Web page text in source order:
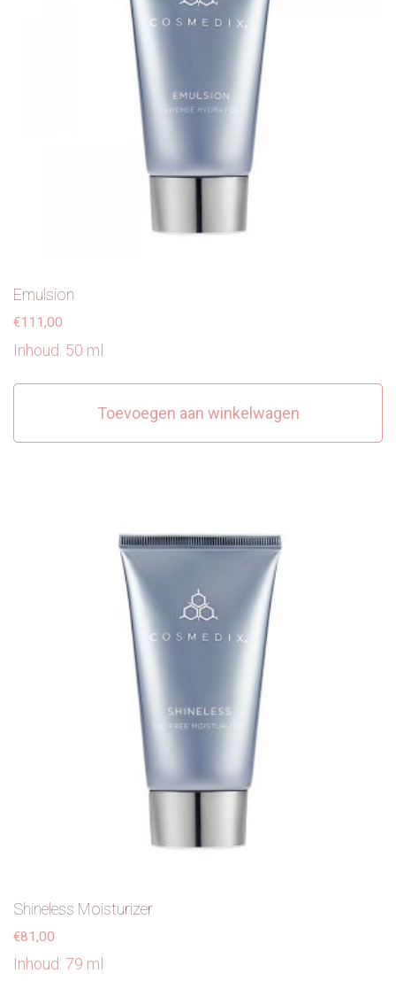
Emulsion
€111,00
Inhoud: 50 ml
Toevoegen aan winkelwagen
Shineless Moisturizer
€81,00
Inhoud: 79 ml